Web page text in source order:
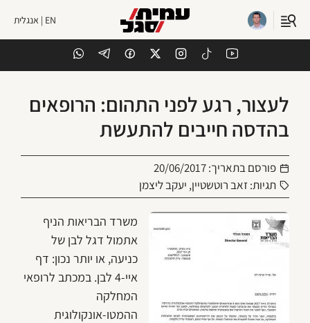
EN | אנגלית
לעצור, רגע לפני התהום: הרופאים
בהדסה חייבים להתעשת
פורסם בתאריך:20/06/2017
תגיות:זאב רוטשטיין, יעקב ליצמן
משרד הבריאות הניף
אתמול דגל לבן של
כניעה, או יותר נכון: דף
איי-4 לבן. במכתב לרופאי
המחלקה
ההמטו-אונקולוגית